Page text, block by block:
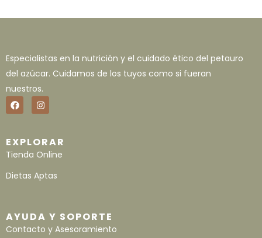
Especialistas en la nutrición y el cuidado ético del petauro
del azúcar. Cuidamos de los tuyos como si fueran
nuestros.
EXPLORAR
Tienda Online
Dietas Aptas
AYUDA Y SOPORTE
Contacto y Asesoramiento